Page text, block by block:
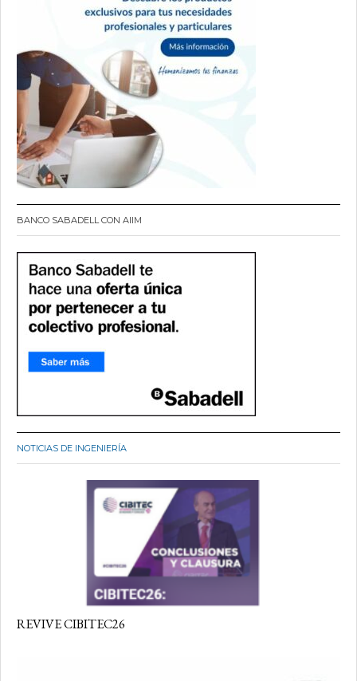
BANCO SABADELL CON AIIM
NOTICIAS DE INGENIERÍA
REVIVE CIBITEC26